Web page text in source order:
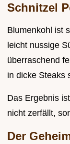
Schnitzel
Blumenkohl ist
leicht nussige
überraschend
in dicke Steaks
Das Ergebnis
nicht zerfällt,
Der